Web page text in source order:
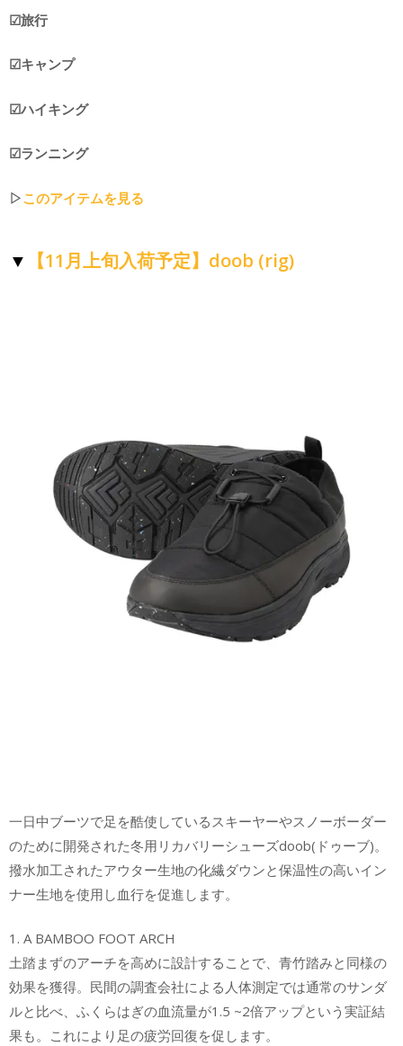
☑︎旅行
☑︎キャンプ
☑︎ハイキング
☑︎ランニング
▷このアイテムを見る
▼ 【11月上旬入荷予定】doob (rig)
一日中ブーツで足を酷使しているスキーヤーやスノーボーダー
のために開発された冬用リカバリーシューズdoob(ドゥーブ)。
撥水加工されたアウター生地の化繊ダウンと保温性の高いイン
ナー生地を使用し血行を促進します。
1. A BAMBOO FOOT ARCH
土踏まずのアーチを高めに設計することで、青竹踏みと同様の
効果を獲得。民間の調査会社による人体測定では通常のサンダ
ルと比べ、ふくらはぎの血流量が1.5 ~2倍アップという実証結
果も。これにより足の疲労回復を促します。